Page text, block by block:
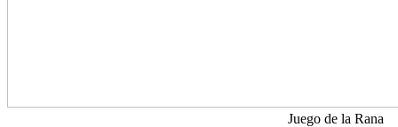
Juego de la Rana